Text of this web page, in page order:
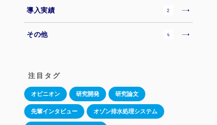
導入実績 2
その他 4
注目タグ
オピニオン 研究開発 研究論文
先輩インタビュー オゾン排水処理システム